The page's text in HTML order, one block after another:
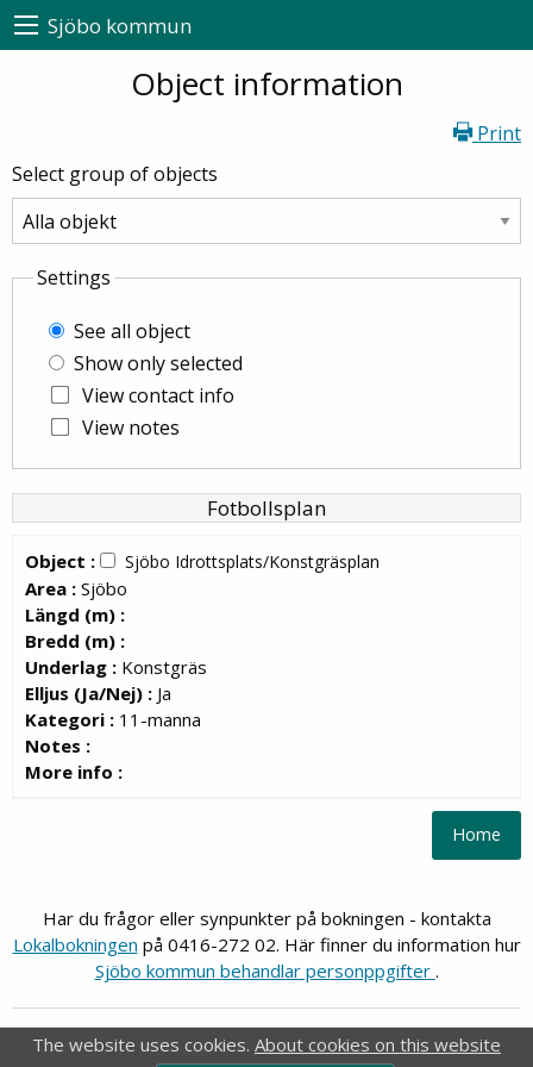
Sjöbo kommun
Object information
Print
Select group of objects
Settings
See all object
Show only selected
View contact info
View notes
Fotbollsplan
Object : Sjöbo Idrottsplats/Konstgräsplan
Area : Sjöbo
Längd (m) :
Bredd (m) :
Underlag : Konstgräs
Elljus (Ja/Nej) : Ja
Kategori : 11-manna
Notes :
More info :
Har du frågor eller synpunkter på bokningen - kontakta
Lokalbokningen på 0416-272 02. Här finner du information hur
Sjöbo kommun behandlar personppgifter .
FRI Webb-Bokning
® is a registrered trademark of Idavall Data AB .
The website uses cookies. About cookies on this website